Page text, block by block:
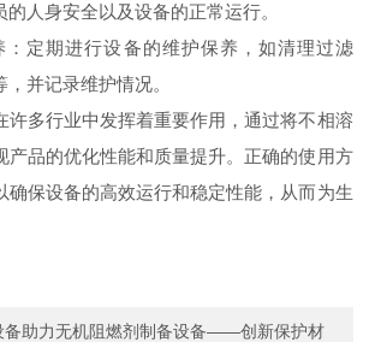
人身安全以及设备的正常运行。
期进行设备的维护保养，如清理过滤
并记录维护情况。
多行业中发挥着重要作用，通过将不相溶
产品的优化性能和质量提升。正确的使用方
确保设备的高效运行和稳定性能，从而为生
备助力无机阻燃剂制备设备——创新保护材